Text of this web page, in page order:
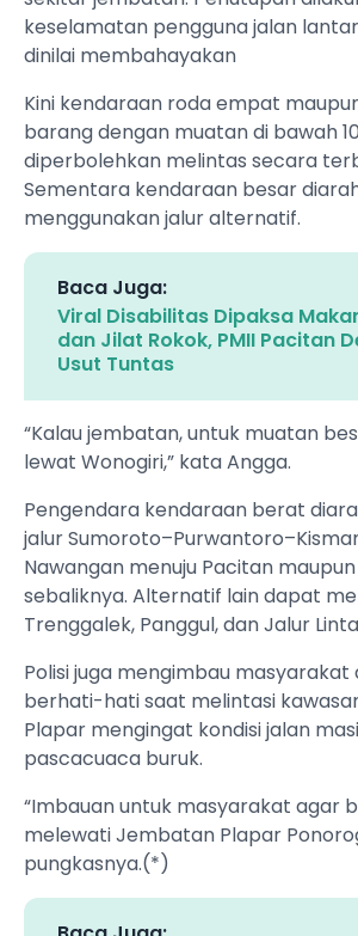
keselamatan pengguna jalan
dinilai membahayakan
Kini kendaraan roda empat
barang dengan muatan di bawah
diperbolehkan melintas secara
Sementara kendaraan besar
menggunakan jalur alternatif.
Baca Juga:
Viral Disabilitas Dipaksa
dan Jilat Rokok, PMII Pacitan
Usut Tuntas
“Kalau jembatan, untuk muatan
lewat Wonogiri,” kata Angga.
Pengendara kendaraan berat
jalur
Nawangan menuju Pacitan
sebaliknya. Alternatif lain dapat
Trenggalek, Panggul, dan Jalur
Polisi juga mengimbau
berhati-hati saat melintasi
Plapar mengingat kondisi jalan
pascacuaca buruk.
“Imbauan untuk masyarakat agar
melewati Jembatan Plapar
pungkasnya.(*)